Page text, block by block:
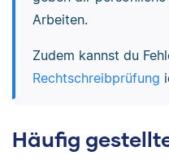
Arbeiten.
Zudem kannst du
Rechtschreibprüfung
Häufig